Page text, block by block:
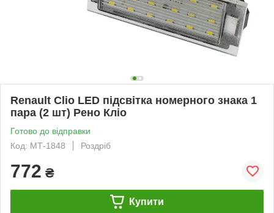
Renault Clio LED підсвітка номерного знака 1
пара (2 шт) Рено Кліо
Готово до відправки
Код: МТ-1848
Роздріб
772 ₴
Купити